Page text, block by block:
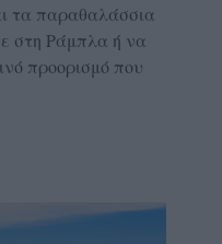
τα παραθαλάσσια
στη Ράμπλα ή να
προορισμό που